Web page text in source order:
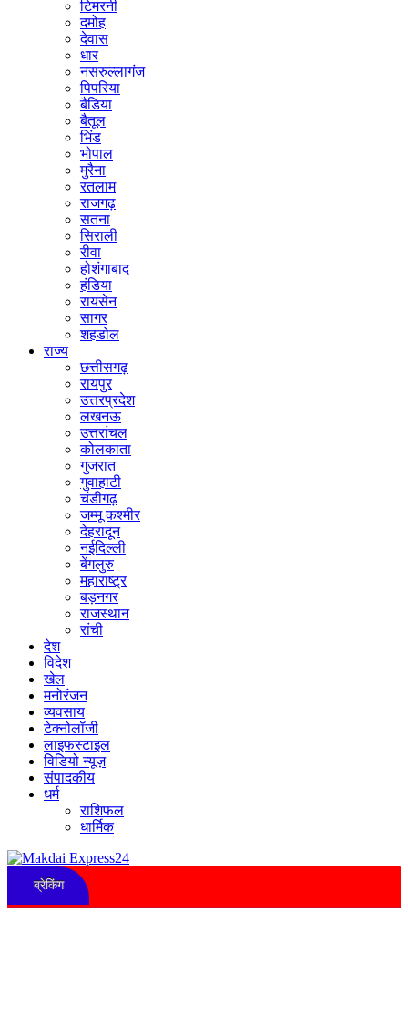
टिमरनी
दमोह
देवास
धार
नसरुल्लागंज
पिपरिया
बैडिया
बैतूल
भिंड
भोपाल
मुरैना
रतलाम
राजगढ़
सतना
सिराली
रीवा
होशंगाबाद
हंडिया
रायसेन
सागर
शहडोल
राज्य
छत्तीसगढ़
रायपुर
उत्तरप्रदेश
लखनऊ
उत्तरांचल
कोलकाता
गुजरात
गुवाहाटी
चंडीगढ़
जम्मू कश्मीर
देहरादून
नईदिल्ली
बेंगलुरु
महाराष्ट्र
बड़नगर
राजस्थान
रांची
देश
विदेश
खेल
मनोरंजन
व्यवसाय
टेक्नोलॉजी
लाइफस्टाइल
विडियो न्यूज़
संपादकीय
धर्म
राशिफल
धार्मिक
ब्रेकिंग